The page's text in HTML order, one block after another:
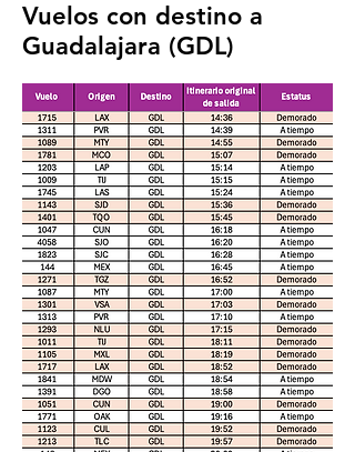
Vuelos con destino a
Guadalajara (GDL)